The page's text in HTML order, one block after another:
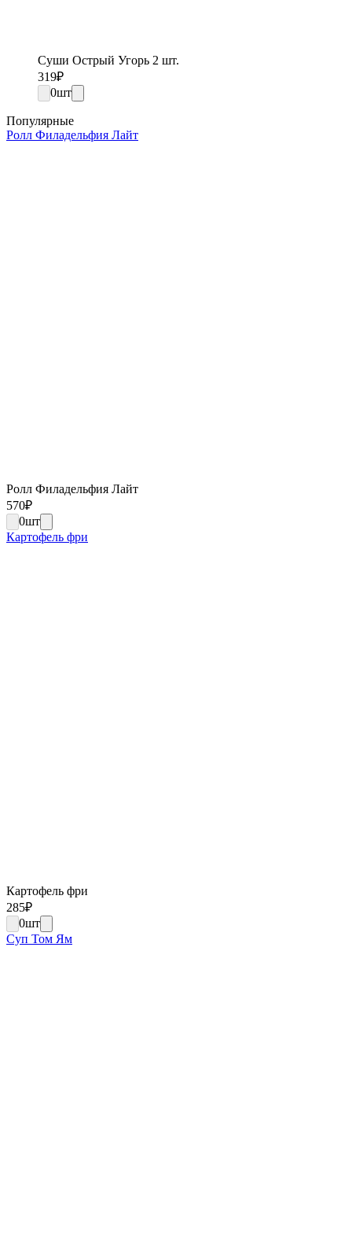
Суши Острый Угорь 2 шт.
319₽
0шт
Популярные
Ролл Филадельфия Лайт
Ролл Филадельфия Лайт
570₽
0шт
Картофель фри
Картофель фри
285₽
0шт
Суп Том Ям